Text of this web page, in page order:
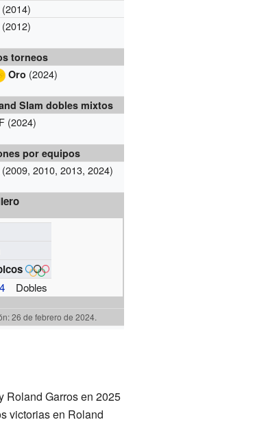
(2014)
(2012)
torneos
Oro (2024)
Slam dobles mixtos
(2024)
por equipos
(2009, 2010, 2013, 2024)
Dobles
26 de febrero de 2024.
Roland Garros en 2025
victorias en Roland